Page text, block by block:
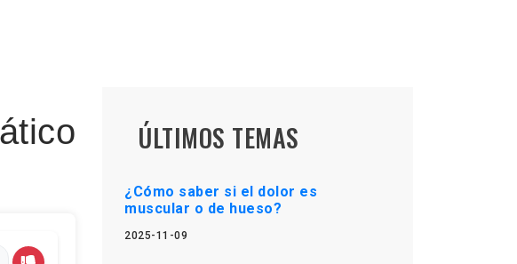
ÚLTIMOS TEMAS
¿Cómo saber si el dolor es
muscular o de hueso?
2025-11-09